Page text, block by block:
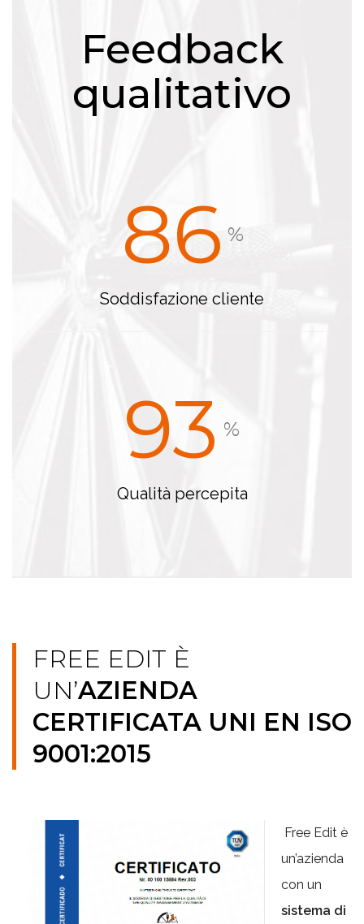
Feedback
qualitativo
86 %
Soddisfazione cliente
93 %
Qualità percepita
FREE EDIT È
UN’AZIENDA
CERTIFICATA UNI EN ISO
9001:2015
Free Edit è
un’azienda
con un
sistema di